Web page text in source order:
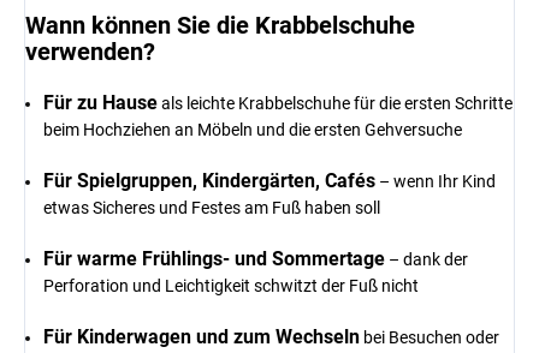
Wann können Sie die Krabbelschuhe
verwenden?
Für zu Hauseals leichte Krabbelschuhe für die ersten Schritte
beim Hochziehen an Möbeln und die ersten Gehversuche
Für Spielgruppen, Kindergärten, Cafés – wenn Ihr Kind
etwas Sicheres und Festes am Fuß haben soll
Für warme Frühlings- und Sommertage – dank der
Perforation und Leichtigkeit schwitzt der Fuß nicht
Für Kinderwagen und zum Wechseln bei Besuchen oder